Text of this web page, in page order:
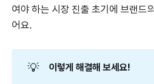
여야 하는 시장 진출 초기에 브랜드
어요.
💡 이렇게 해결해 보세요!